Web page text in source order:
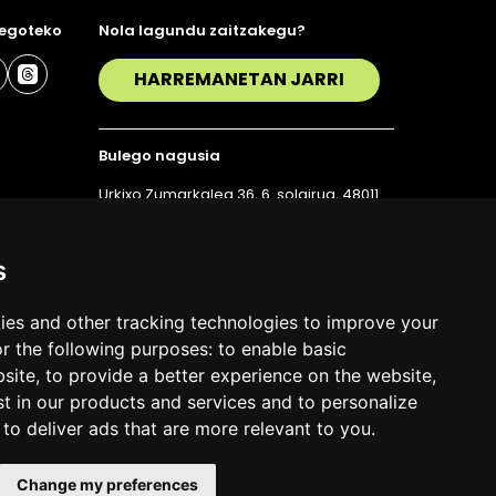
and other tracking technologies to improve your
the following purposes: to enable basic
, to provide a better experience on the website,
in our products and services and to personalize
to deliver ads that are more relevant to you.
Change my preferences
Nola lagundu zaitzakegu?
HARREMANETAN JARRI
Bulego nagusia
Urkixo Zumarkalea 36, 6. solairua, 48011